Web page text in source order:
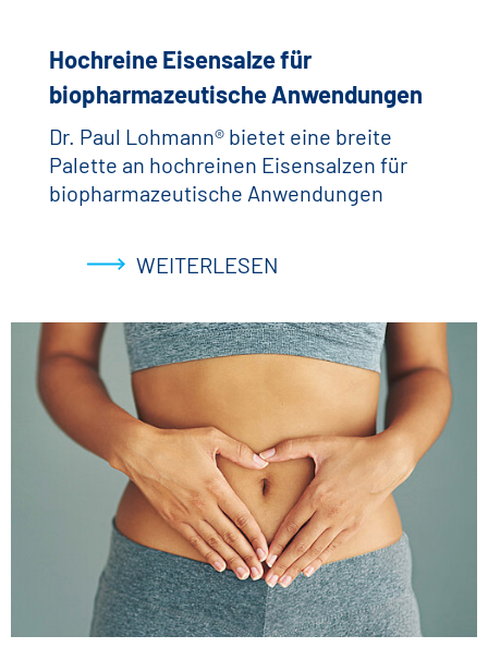
Hochreine Eisensalze für
biopharmazeutische Anwendungen
Dr. Paul Lohmann® bietet eine breite
Palette an hochreinen Eisensalzen für
biopharmazeutische Anwendungen
WEITERLESEN